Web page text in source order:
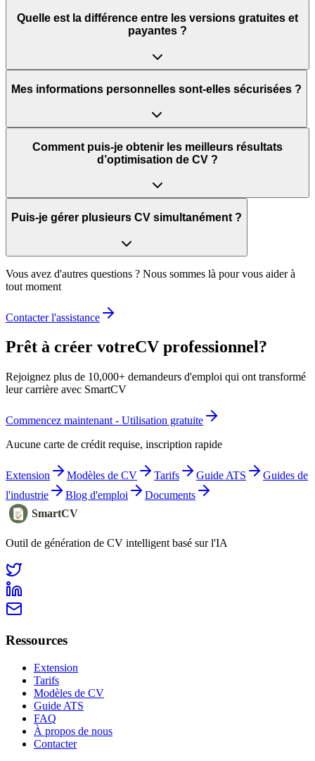
Quelle est la différence entre les versions gratuites et
payantes ?
Mes informations personnelles sont-elles sécurisées ?
Comment puis-je obtenir les meilleurs résultats
d’optimisation de CV ?
Puis-je gérer plusieurs CV simultanément ?
Vous avez d'autres questions ? Nous sommes là pour vous aider à
tout moment
Contacter l'assistance
Prêt à créer votreCV professionnel?
Rejoignez plus de 10,000+ demandeurs d'emploi qui ont transformé
leur carrière avec SmartCV
Commencez maintenant - Utilisation gratuite
Aucune carte de crédit requise, inscription rapide
Extension Modèles de CV Tarifs Guide ATS
Guides de
l'industrie
Blog d'emploi Documents
SmartCV
Outil de génération de CV intelligent basé sur l'IA
Ressources
Extension
Tarifs
Modèles de CV
Guide ATS
FAQ
À propos de nous
Contacter